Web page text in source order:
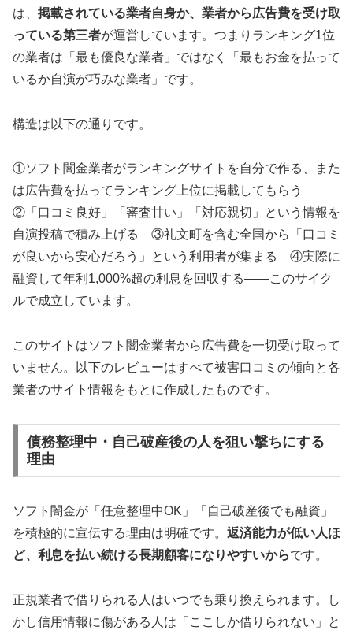
は、 掲載されている業者自身か、業者から広告費を受け取
っている第三者が運営しています。つまりランキング1位
の業者は「最も優良な業者」ではなく「最もお金を払って
いるか自演が巧みな業者」です。
構造は以下の通りです。
①ソフト闇金業者がランキングサイトを自分で作る、また
は広告費を払ってランキング上位に掲載してもらう
②「口コミ良好」「審査甘い」「対応親切」という情報を
自演投稿で積み上げる ③礼文町を含む全国から「口コミ
が良いから安心だろう」という利用者が集まる ④実際に
融資して年利1,000%超の利息を回収する——このサイク
ルで成立しています。
このサイトはソフト闇金業者から広告費を一切受け取って
いません。以下のレビューはすべて被害口コミの傾向と各
業者のサイト情報をもとに作成したものです。
債務整理中・自己破産後の人を狙い撃ちにする
理由
ソフト闇金が「任意整理中OK」「自己破産後でも融資」
を積極的に宣伝する理由は明確です。 返済能力が低い人ほ
ど、利息を払い続ける長期顧客になりやすいからです。
正規業者で借りられる人はいつでも乗り換えられます。し
かし信用情報に傷がある人は「ここしか借りられない」と